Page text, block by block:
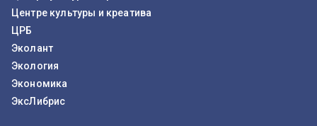
Центре культуры и креатива
ЦРБ
Эколант
Экология
Экономика
ЭксЛибрис